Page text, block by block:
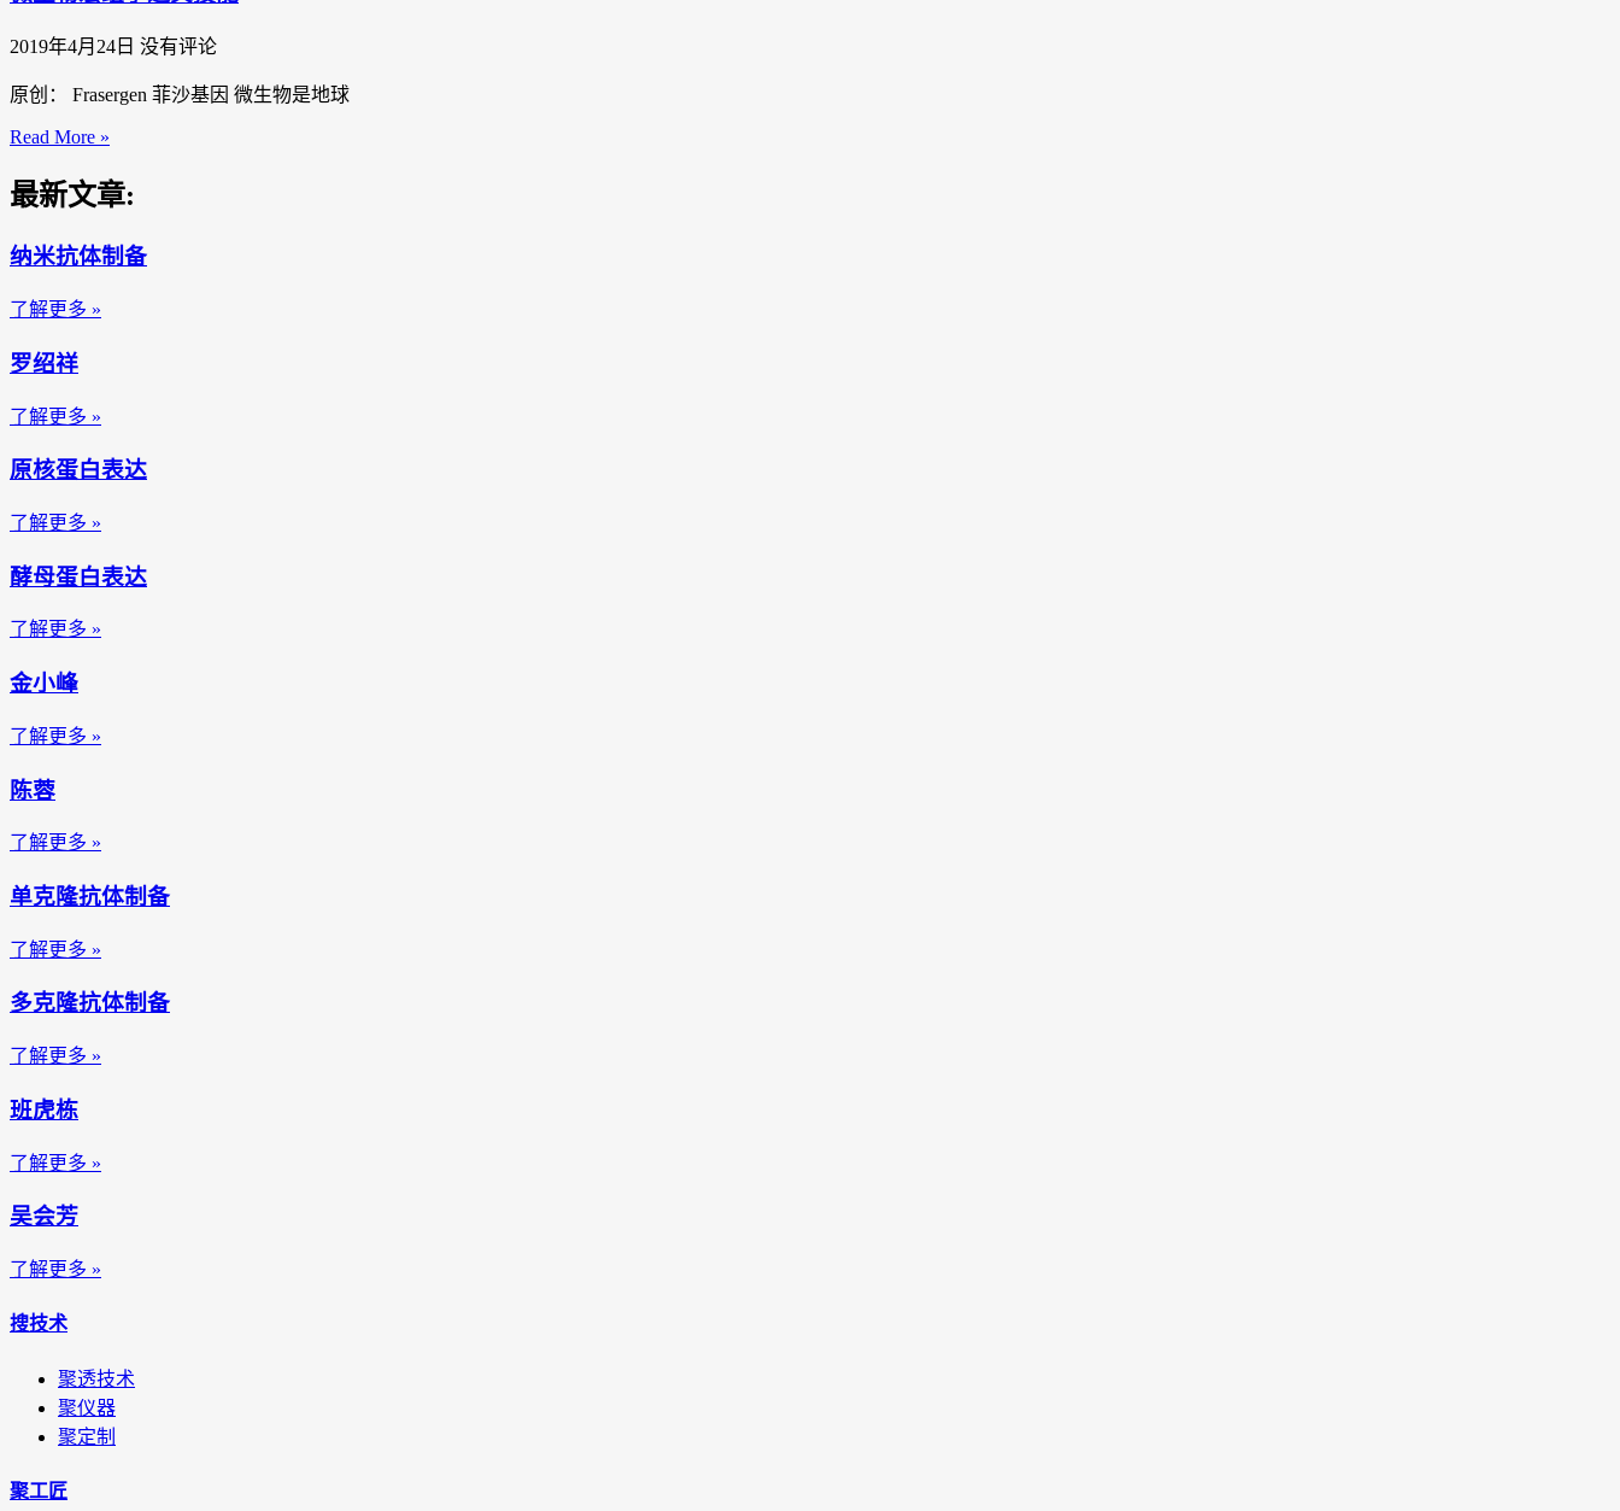
2019年4月24日 没有评论
原创： Frasergen 菲沙基因 微生物是地球
Read More »
最新文章:
纳米抗体制备
了解更多 »
罗绍祥
了解更多 »
原核蛋白表达
了解更多 »
酵母蛋白表达
了解更多 »
金小峰
了解更多 »
陈蓉
了解更多 »
单克隆抗体制备
了解更多 »
多克隆抗体制备
了解更多 »
班虎栋
了解更多 »
吴会芳
了解更多 »
搜技术
聚透技术
聚仪器
聚定制
聚工匠